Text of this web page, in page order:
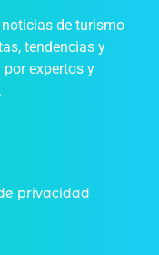
de turismo
tendencias y
expertos y
privacidad